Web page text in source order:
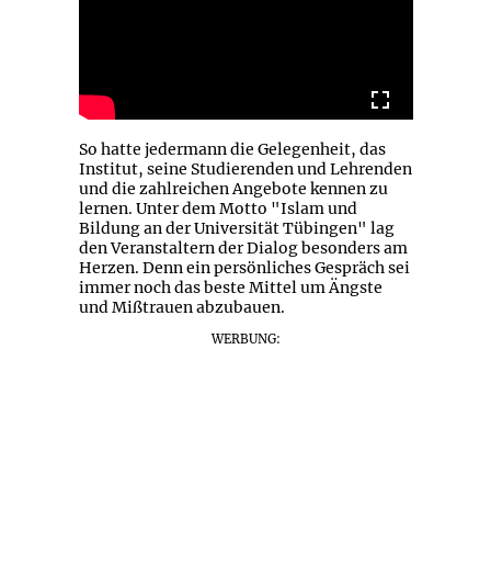
So hatte jedermann die Gelegenheit, das
Institut, seine Studierenden und Lehrenden
und die zahlreichen Angebote kennen zu
lernen. Unter dem Motto "Islam und
Bildung an der Universität Tübingen" lag
den Veranstaltern der Dialog besonders am
Herzen. Denn ein persönliches Gespräch sei
immer noch das beste Mittel um Ängste
und Mißtrauen abzubauen.
WERBUNG: